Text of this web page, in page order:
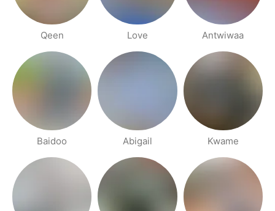
Qeen Love Antwiwaa
Baidoo Abigail Kwame